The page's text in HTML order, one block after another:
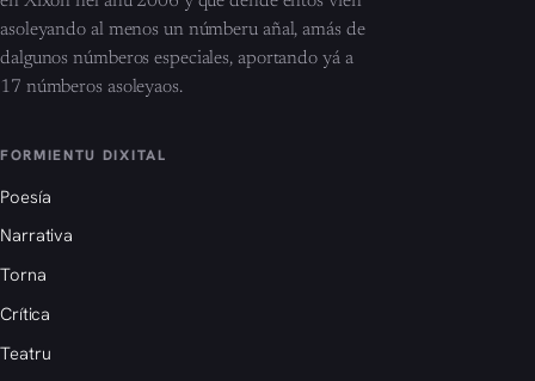
asoleyando al menos un númberu añal, amás de
dalgunos númberos especiales, aportando yá a
17 númberos asoleyaos.
FORMIENTU DIXITAL
Poesía
Narrativa
Torna
Crítica
Teatru